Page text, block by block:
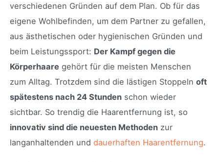
verschiedenen Gründen auf dem Plan. Ob für das
eigene Wohlbefinden, um dem Partner zu gefallen,
aus ästhetischen oder hygienischen Gründen und
beim Leistungssport: Der Kampf gegen die
Körperhaare gehört für die meisten Menschen
zum Alltag. Trotzdem sind die lästigen Stoppeln oft
spätestens nach 24 Stunden schon wieder
sichtbar. So trendig die Haarentfernung ist, so
innovativ sind die neuesten Methoden zur
langanhaltenden und dauerhaften Haarentfernung.